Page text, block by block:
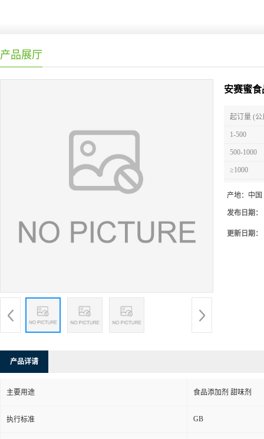
产品展厅
安赛蜜
起订量 (公
1-500
500-1000
≥1000
产地： 中国
发布日期：
更新日期：
产品详请
主要用途 食品添加剂 甜味剂
执行标准 GB